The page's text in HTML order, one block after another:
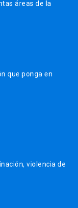
áreas de la
que ponga en
violencia de